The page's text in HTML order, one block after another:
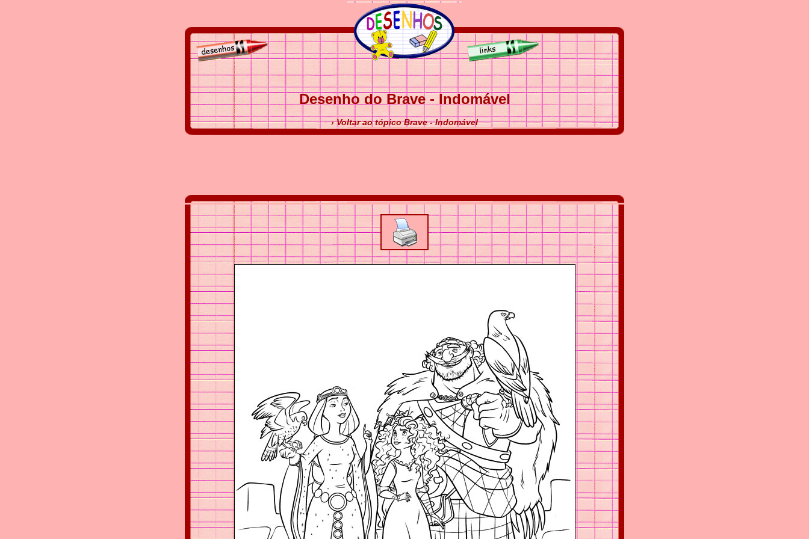
Desenho do Brave - Indomável
› Voltar ao tópico Brave - Indomável